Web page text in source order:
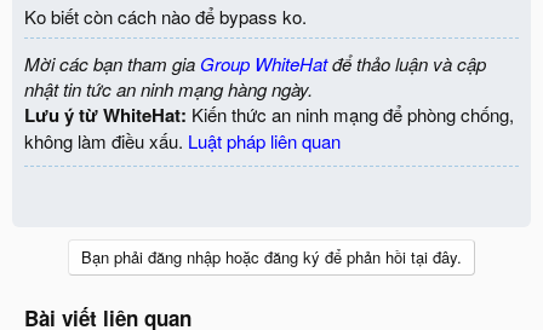
Ko biết còn cách nào để bypass ko.
Mời các bạn tham gia Group WhiteHatđể thảo luận và cập
nhật tin tức an ninh mạng hàng ngày.
Lưu ý từ WhiteHat: Kiến thức an ninh mạng để phòng chống,
không làm điều xấu. Luật pháp liên quan
Bạn phải đăng nhập hoặc đăng ký để phản hồi tại đây.
Bài viết liên quan